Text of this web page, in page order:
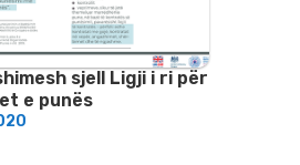
sjell Ligji i ri për
e punës